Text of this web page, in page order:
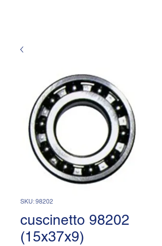
SKU: 98202
cuscinetto 98202
(15x37x9)